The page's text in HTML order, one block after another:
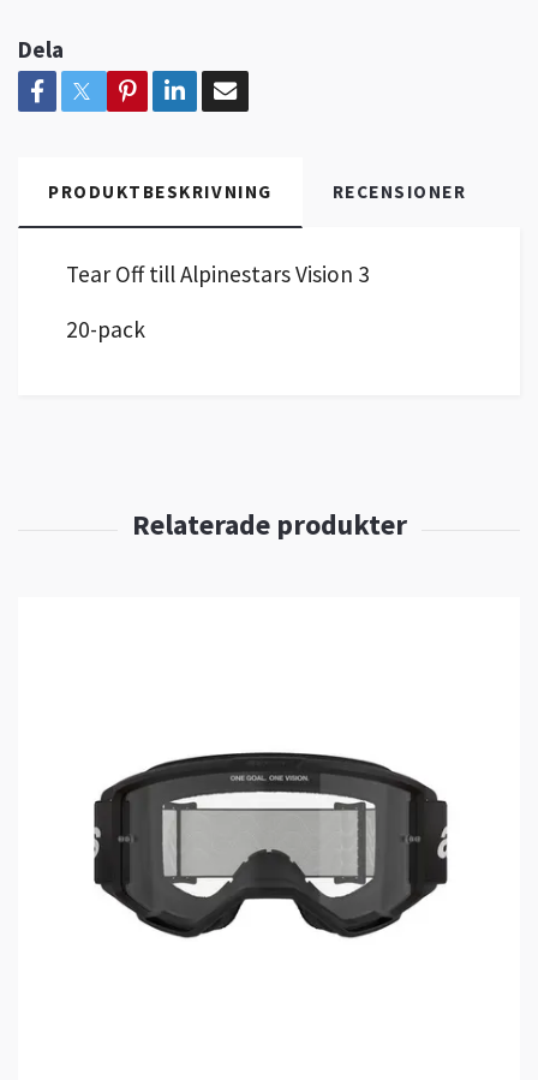
Dela
PRODUKTBESKRIVNING RECENSIONER
Tear Off till Alpinestars Vision 3
20-pack